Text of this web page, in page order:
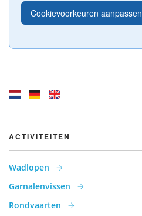
Cookievoorkeuren aanpassen
ACTIVITEITEN
Wadlopen
Garnalenvissen
Rondvaarten